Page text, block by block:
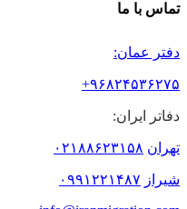
تماس با ما
دفتر عمان:
۹۶۸۲۴۵۳۶۲۷۵+
دفاتر ایران:
تهران ۰۲۱۸۸۶۲۳۱۵۸
شیراز ۰۹۹۱۲۲۱۴۸۷